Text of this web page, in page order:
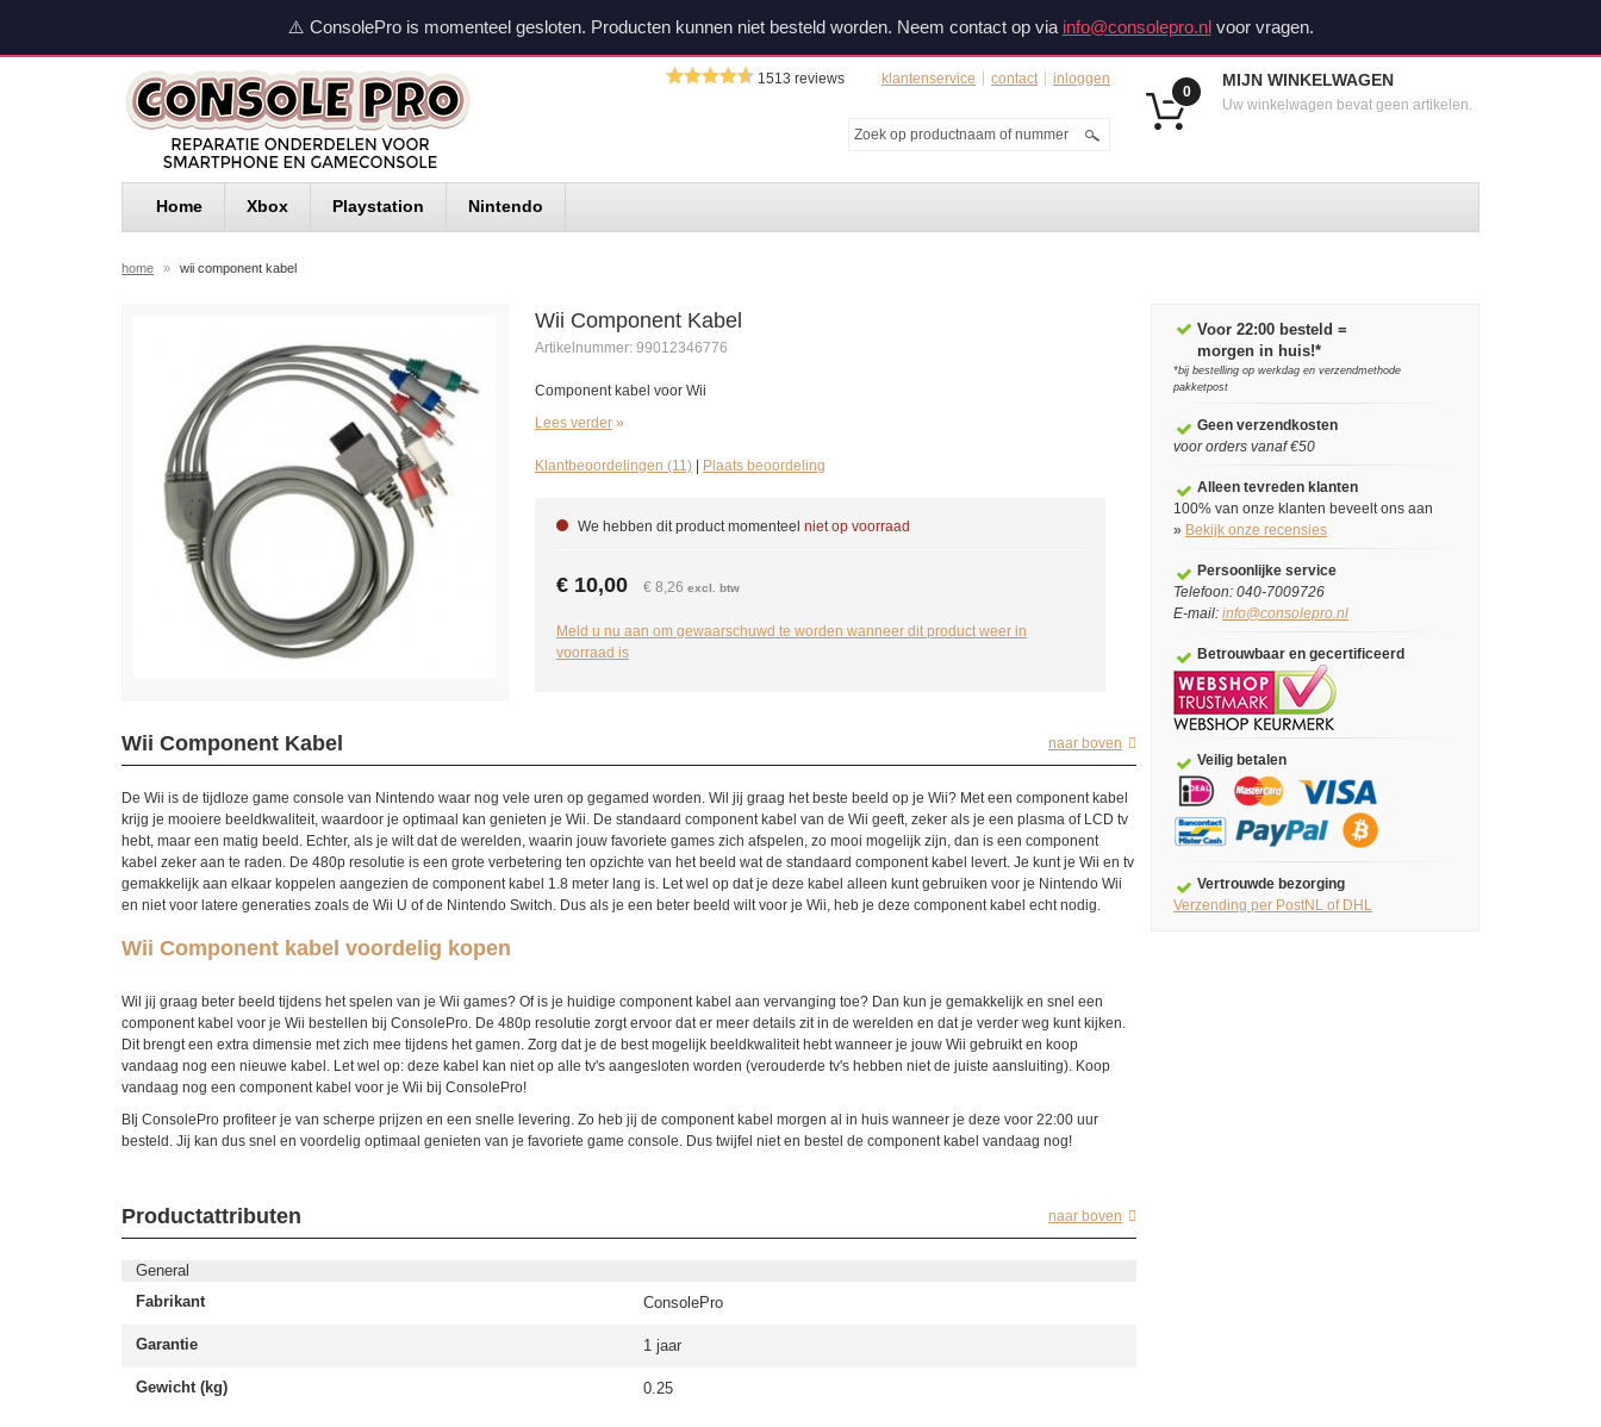
⚠️ ConsolePro is momenteel gesloten. Producten kunnen niet besteld worden. Neem contact op via info@consolepro.nlvoor vragen.
klantenservice contact inloggen
1513 reviews
0
MIJN WINKELWAGEN
Uw winkelwagen bevat geen artikelen.
Home Xbox Playstation Nintendo
home » wii component kabel
Wii Component Kabel
Artikelnummer: 99012346776
Component kabel voor Wii
Lees verder
Klantbeoordelingen (11) Plaats beoordeling
We hebben dit product momenteel niet op voorraad
€ 10,00 € 8,26 excl. btw
Meld u nu aan om gewaarschuwd te worden wanneer dit product weer in
voorraad is
naar boven
Wii Component Kabel
De Wii is de tijdloze game console van Nintendo waar nog vele uren op gegamed worden. Wil jij graag het beste beeld op je Wii? Met een component kabel
krijg je mooiere beeldkwaliteit, waardoor je optimaal kan genieten je Wii. De standaard component kabel van de Wii geeft, zeker als je een plasma of LCD tv
hebt, maar een matig beeld. Echter, als je wilt dat de werelden, waarin jouw favoriete games zich afspelen, zo mooi mogelijk zijn, dan is een component
kabel zeker aan te raden. De 480p resolutie is een grote verbetering ten opzichte van het beeld wat de standaard component kabel levert. Je kunt je Wii en tv
gemakkelijk aan elkaar koppelen aangezien de component kabel 1.8 meter lang is. Let wel op dat je deze kabel alleen kunt gebruiken voor je Nintendo Wii
en niet voor latere generaties zoals de Wii U of de Nintendo Switch. Dus als je een beter beeld wilt voor je Wii, heb je deze component kabel echt nodig.
Wii Component kabel voordelig kopen
Wil jij graag beter beeld tijdens het spelen van je Wii games? Of is je huidige component kabel aan vervanging toe? Dan kun je gemakkelijk en snel een
component kabel voor je Wii bestellen bij ConsolePro. De 480p resolutie zorgt ervoor dat er meer details zit in de werelden en dat je verder weg kunt kijken.
Dit brengt een extra dimensie met zich mee tijdens het gamen. Zorg dat je de best mogelijk beeldkwaliteit hebt wanneer je jouw Wii gebruikt en koop
vandaag nog een nieuwe kabel. Let wel op: deze kabel kan niet op alle tv's aangesloten worden (verouderde tv's hebben niet de juiste aansluiting). Koop
vandaag nog een component kabel voor je Wii bij ConsolePro!
BIj ConsolePro profiteer je van scherpe prijzen en een snelle levering. Zo heb jij de component kabel morgen al in huis wanneer je deze voor 22:00 uur
besteld. Jij kan dus snel en voordelig optimaal genieten van je favoriete game console. Dus twijfel niet en bestel de component kabel vandaag nog!
naar boven
Productattributen
General
Fabrikant
ConsolePro
Garantie 1 jaar
Gewicht (kg) 0.25
Voor 22:00 besteld =
morgen in huis!*
*bij bestelling op werkdag en verzendmethode
pakketpost
Geen verzendkosten
voor orders vanaf €50
Alleen tevreden klanten
100% van onze klanten beveelt ons aan
» Bekijk onze recensies
Persoonlijke service
Telefoon: 040-7009726
E-mail: info@consolepro.nl
Betrouwbaar en gecertificeerd
Veilig betalen
Vertrouwde bezorging
Verzending per PostNL of DHL